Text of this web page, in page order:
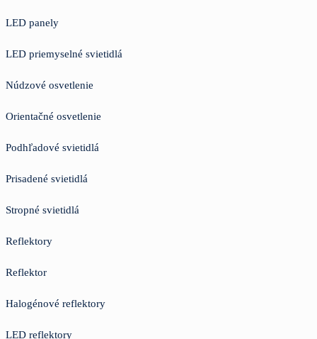
LED panely
LED priemyselné svietidlá
Núdzové osvetlenie
Orientačné osvetlenie
Podhľadové svietidlá
Prisadené svietidlá
Stropné svietidlá
Reflektory
Reflektor
Halogénové reflektory
LED reflektory